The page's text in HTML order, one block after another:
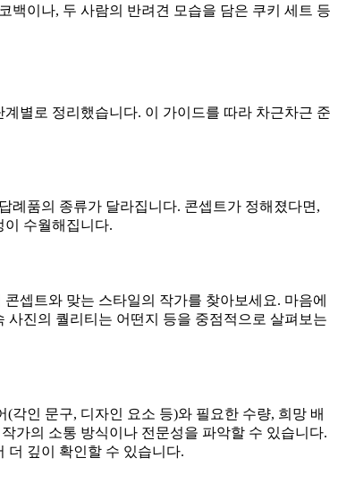
백이나, 두 사람의 반려견 모습을 담은 쿠키 세트 등
별로 정리했습니다. 이 가이드를 따라 차근차근 준
례품의 종류가 달라집니다. 콘셉트가 정해졌다면,
이 수월해집니다.
셉트와 맞는 스타일의 작가를 찾아보세요. 마음에
진의 퀄리티는 어떤지 등을 중점적으로 살펴보는
(각인 문구, 디자인 요소 등)와 필요한 수량, 희망 배
가의 소통 방식이나 전문성을 파악할 수 있습니다.
더 깊이 확인할 수 있습니다.